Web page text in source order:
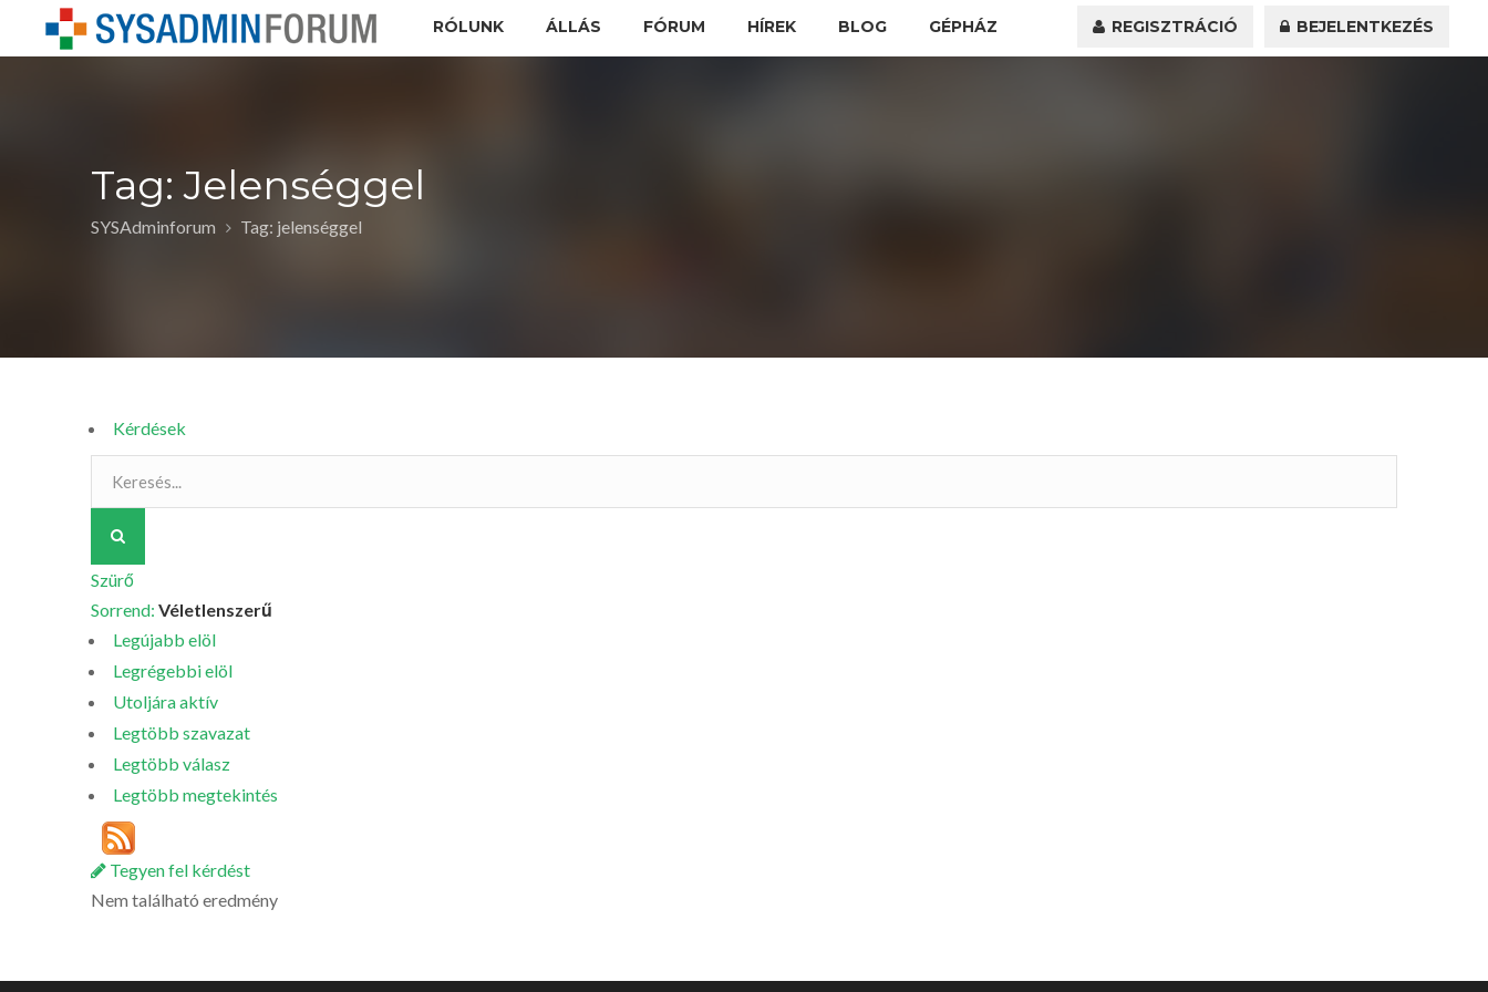
RÓLUNK ÁLLÁS FÓRUM HÍREK BLOG GÉPHÁZ REGISZTRÁCIÓ BEJELENTKEZÉS
Tag: Jelenséggel
SYSAdminforum Tag: jelenséggel
Kérdések
Szürő
Sorrend: Véletlenszerű
Legújabb elöl
Legrégebbi elöl
Utoljára aktív
Legtöbb szavazat
Legtöbb válasz
Legtöbb megtekintés
Tegyen fel kérdést
Nem található eredmény